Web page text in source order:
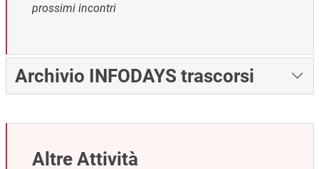
prossimi incontri
Archivio INFODAYS trascorsi
Altre Attività